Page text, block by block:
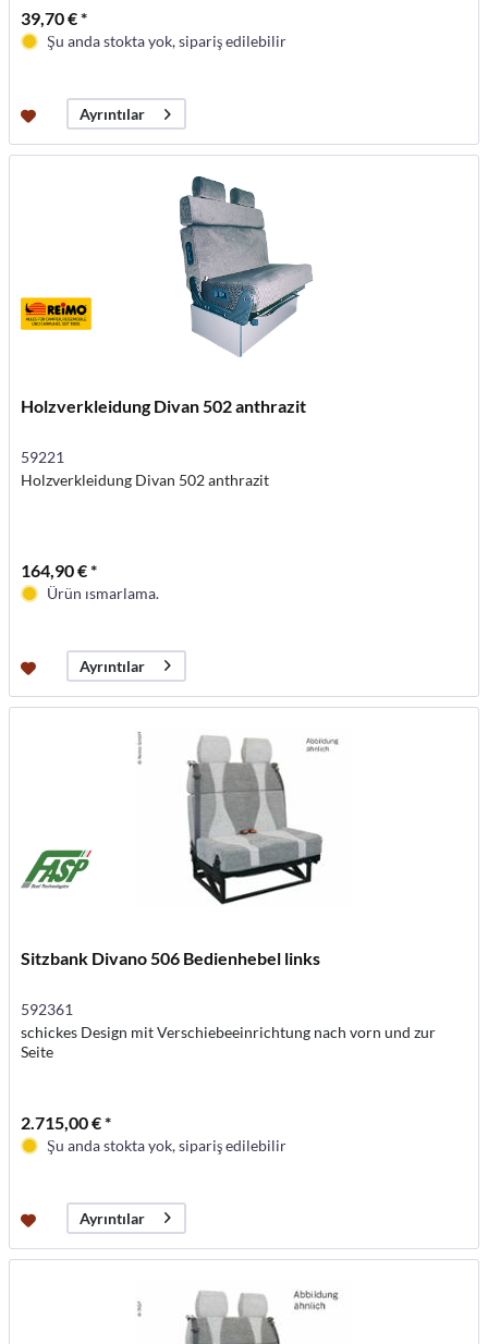
39,70 € *
Şu anda stokta yok, sipariş edilebilir
Ayrıntılar
Holzverkleidung Divan 502 anthrazit
59221
Holzverkleidung Divan 502 anthrazit
164,90 € *
Ürün ısmarlama.
Ayrıntılar
Sitzbank Divano 506 Bedienhebel links
592361
schickes Design mit Verschiebeeinrichtung nach vorn und zur
Seite
2.715,00 € *
Şu anda stokta yok, sipariş edilebilir
Ayrıntılar